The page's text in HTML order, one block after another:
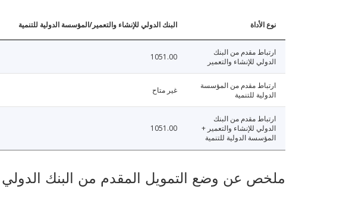
نوع الأداة البنك الدولي للإنشاء والتعمير/المؤسسة الدولية للتنمية
ارتباط مقدم من البنك
الدولي للإنشاء والتعمير
1051.00
ارتباط مقدم من المؤسسة
الدولية للتنمية
غير متاح
ارتباط مقدم من البنك
الدولي للإنشاء والتعمير +
المؤسسة الدولية للتنمية
1051.00
ملخص عن وضع التمويل المقدم من البنك الدولي